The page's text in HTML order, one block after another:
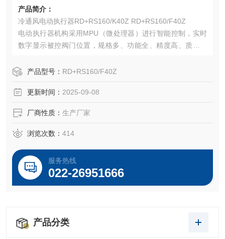
产品简介：
冷通风电动执行器RD+RS160/K40Z RD+RS160/F40Z
电动执行器机构采用MPU（微处理器）进行智能控制，实时
数字显示被控阀门位置，规格多、功能全、精度高、质量稳
设施、电站、治金、化工、石油、建材、轻工、及水处理
高性能价格比的产品。
产品型号： RD+RS160/F40Z
更新时间： 2025-09-08
厂商性质： 生产厂家
浏览次数： 414
服务热线
022-26951666
产品分类